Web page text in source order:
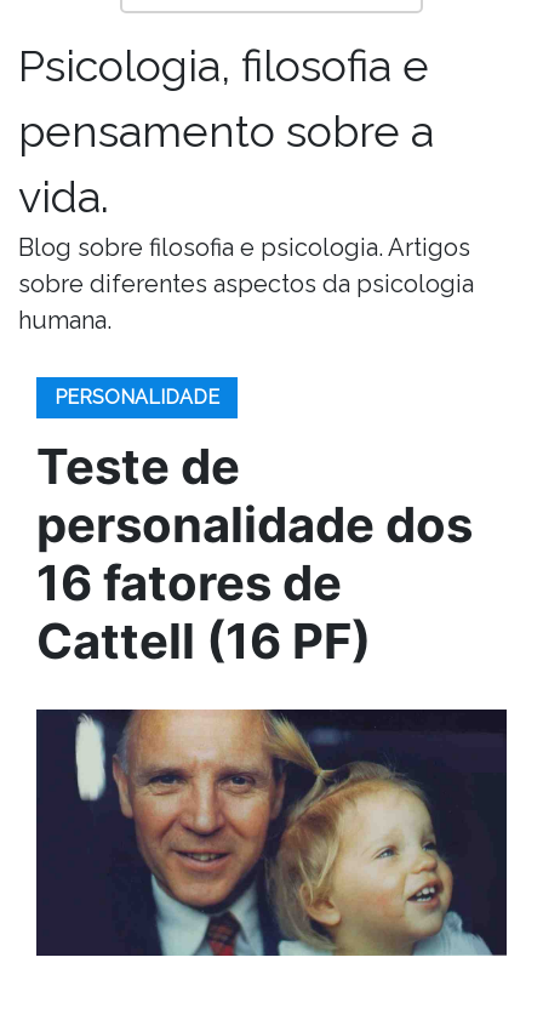
Psicologia, filosofia e
pensamento sobre a
vida.
Blog sobre filosofia e psicologia. Artigos
sobre diferentes aspectos da psicologia
humana.
PERSONALIDADE
Teste de
personalidade dos
16 fatores de
Cattell (16 PF)